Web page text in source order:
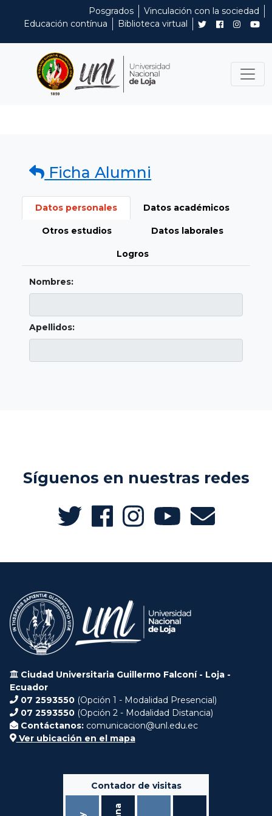
Posgrados
Vinculación con la sociedad
Educación contínua
Biblioteca virtual
Ficha Alumni
Datos personales Datos académicos
Otros estudios Datos laborales
Logros
Nombres:
Apellidos:
Síguenos en nuestras redes
Ciudad Universitaria Guillermo Falconí - Loja -
Ecuador
07 2593550 (Opción 1 - Modalidad Presencial)
07 2593550 (Opción 2 - Modalidad Distancia)
Contáctanos: comunicacion@unl.edu.ec
Ver ubicación en el mapa
Contador de visitas